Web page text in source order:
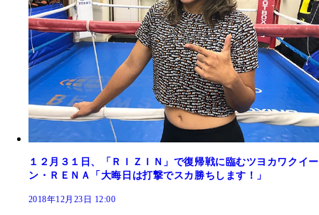
１２月３１日、「ＲＩＺＩＮ」で復帰戦に臨むツヨカワクイー
ン・ＲＥＮＡ「大晦日は打撃でスカ勝ちします！」
2018年12月23日 12:00